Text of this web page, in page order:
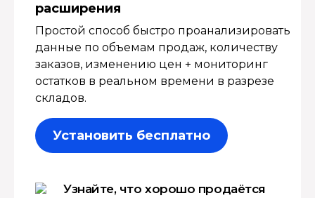
расширения
Простой способ быстро проанализировать
данные по объемам продаж, количеству
заказов, изменению цен + мониторинг
остатков в реальном времени в разрезе
складов.
Установить бесплатно
Узнайте, что хорошо продаётся